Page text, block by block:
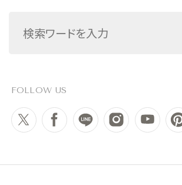
FOLLOW US